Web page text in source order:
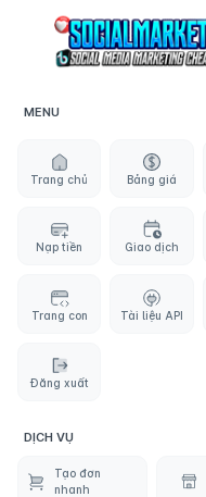
MENU
Trang chủ Bảng giá
Nạp tiền Giao dịch
Trang con Tài liệu API
Đăng xuất
DỊCH VỤ
Tạo đơn
nhanh